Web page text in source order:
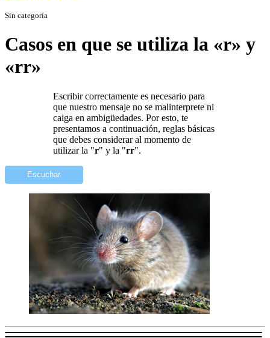
Sin categoría
Casos en que se utiliza la «r» y
«rr»
Escribir correctamente es necesario para
que nuestro mensaje no se malinterprete ni
caiga en ambigüedades. Por esto, te
presentamos a continuación, reglas básicas
que debes considerar al momento de
utilizar la "r" y la "rr".
Escuchar